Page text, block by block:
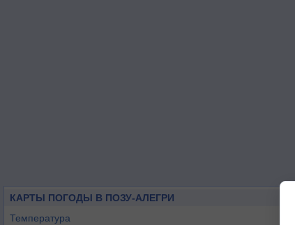
КАРТЫ ПОГОДЫ В ПОЗУ-АЛЕГРИ
Температура